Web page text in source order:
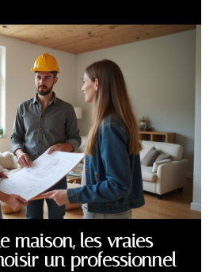
maison, les vraies
un professionnel